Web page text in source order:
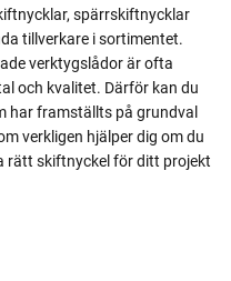
spärrskiftnycklar
tillverkare i sortimentet.
verktygslådor är ofta
och kvalitet. Därför kan du
har framställts på grundval
verkligen hjälper dig om du
rätt skiftnyckel för ditt projekt